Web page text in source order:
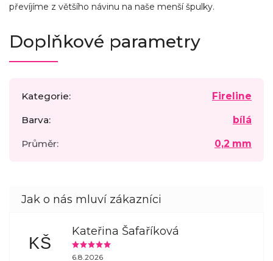
převíjíme z většího návinu na naše menší špulky.
Doplňkové parametry
Kategorie: Fireline
Barva: bílá
Průměr: 0,2 mm
KŠ
Kateřina Šafaříková
6.8.2026